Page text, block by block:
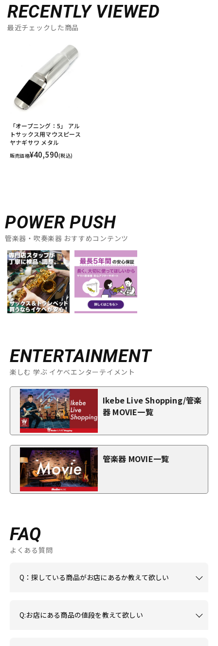
RECENTLY VIEWED
最近チェックした商品
「オープニング：5」 アル
トサックス用マウスピース
ヤナギサワ メタル
販売価格¥40,590(税込)
POWER PUSH
管楽器・吹奏楽器 おすすめコンテンツ
ENTERTAINMENT
楽しむ 学ぶ イケベエンターテイメント
Ikebe Live Shopping/管楽
器 MOVIE一覧
管楽器 MOVIE一覧
FAQ
よくある質問
Q：探している商品がお店にあるか教えて欲しい
Q:お店にある商品の値段を教えて欲しい